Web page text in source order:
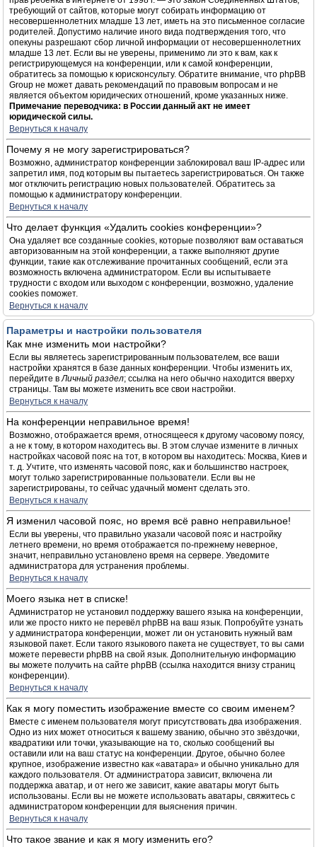
требующий от сайтов, которые могут собирать информацию от
несовершеннолетних младше 13 лет, иметь на это письменное согласие
родителей. Допустимо наличие иного вида подтверждения того, что
опекуны разрешают сбор личной информации от несовершеннолетних
младше 13 лет. Если вы не уверены, применимо ли это к вам, как к
регистрирующемуся на конференции, или к самой конференции,
обратитесь за помощью к юрисконсульту. Обратите внимание, что phpBB
Group не может давать рекомендаций по правовым вопросам и не
является объектом юридических отношений, кроме указанных ниже.
Примечание переводчика: в России данный акт не имеет
юридической силы.
Вернуться к началу
Почему я не могу зарегистрироваться?
Возможно, администратор конференции заблокировал ваш IP-адрес или
запретил имя, под которым вы пытаетесь зарегистрироваться. Он также
мог отключить регистрацию новых пользователей. Обратитесь за
помощью к администратору конференции.
Вернуться к началу
Что делает функция «Удалить cookies конференции»?
Она удаляет все созданные cookies, которые позволяют вам оставаться
авторизованным на этой конференции, а также выполняют другие
функции, такие как отслеживание прочитанных сообщений, если эта
возможность включена администратором. Если вы испытываете
трудности с входом или выходом с конференции, возможно, удаление
cookies поможет.
Вернуться к началу
Параметры и настройки пользователя
Как мне изменить мои настройки?
Если вы являетесь зарегистрированным пользователем, все ваши
настройки хранятся в базе данных конференции. Чтобы изменить их,
перейдите вЛичный раздел; ссылка на него обычно находится вверху
страницы. Там вы можете изменить все свои настройки.
Вернуться к началу
На конференции неправильное время!
Возможно, отображается время, относящееся к другому часовому поясу,
а не к тому, в котором находитесь вы. В этом случае измените в личных
настройках часовой пояс на тот, в котором вы находитесь: Москва, Киев и
т. д. Учтите, что изменять часовой пояс, как и большинство настроек,
могут только зарегистрированные пользователи. Если вы не
зарегистрированы, то сейчас удачный момент сделать это.
Вернуться к началу
Я изменил часовой пояс, но время всё равно неправильное!
Если вы уверены, что правильно указали часовой пояс и настройку
летнего времени, но время отображается по-прежнему неверное,
значит, неправильно установлено время на сервере. Уведомите
администратора для устранения проблемы.
Вернуться к началу
Моего языка нет в списке!
Администратор не установил поддержку вашего языка на конференции,
или же просто никто не перевёл phpBB на ваш язык. Попробуйте узнать
у администратора конференции, может ли он установить нужный вам
языковой пакет. Если такого языкового пакета не существует, то вы сами
можете перевести phpBB на свой язык. Дополнительную информацию
вы можете получить на сайте phpBB (ссылка находится внизу страниц
конференции).
Вернуться к началу
Как я могу поместить изображение вместе со своим именем?
Вместе с именем пользователя могут присутствовать два изображения.
Одно из них может относиться к вашему званию, обычно это звёздочки,
квадратики или точки, указывающие на то, сколько сообщений вы
оставили или на ваш статус на конференции. Другое, обычно более
крупное, изображение известно как «аватара» и обычно уникально для
каждого пользователя. От администратора зависит, включена ли
поддержка аватар, и от него же зависит, какие аватары могут быть
использованы. Если вы не можете использовать аватары, свяжитесь с
администратором конференции для выяснения причин.
Вернуться к началу
Что такое звание и как я могу изменить его?